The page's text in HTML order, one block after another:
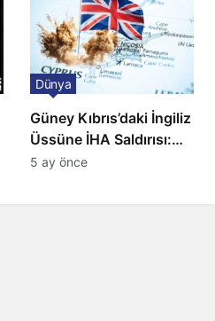
Güney Kıbrıs’daki İngiliz
Üssüne İHA Saldırısı:
Patlama, Sirenler ve
Dünya
5 ay önce